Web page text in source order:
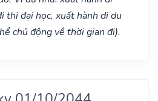
thi đại học, xuất hành di du
chủ động về thời gian đi).